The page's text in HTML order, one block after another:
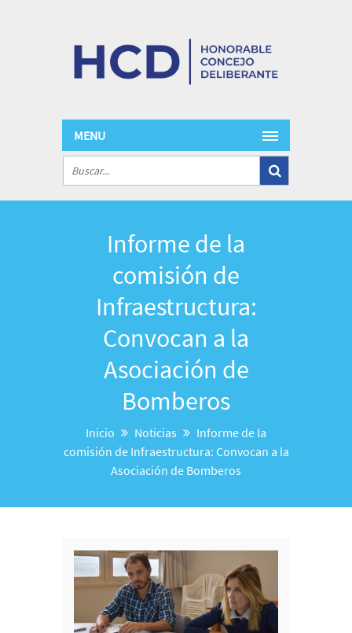
MENU
Informe de la
comisión de
Infraestructura:
Convocan a la
Asociación de
Bomberos
Inicio Noticias
Informe de la
comisión de Infraestructura: Convocan a la
Asociación de Bomberos